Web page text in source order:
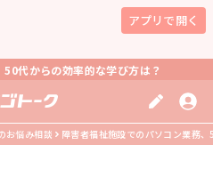
アプリで開く
代からの効率的な学び方は？
お悩み相談 障害者福祉施設でのパソコン業務